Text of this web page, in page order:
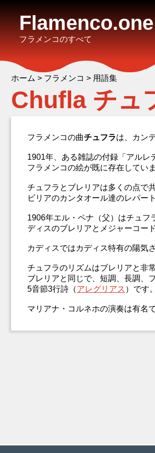
Flamenco.one
フラメンコのすべて
ホーム > フラメンコ > 用語集
Chufla チュ
フラメンコの曲チュフラは、カン
1901年、ある雑誌の付録「アルレ
フラメンコの絵が既に存在してい
チュフラとブレリアは多くの点で
ビリアのカンタオール達のレパー
1906年エル・ペナ（父）はチュフ
ディスのブレリアとメジャーコー
カディスではカディス特有の陽気
チュフラのリズムはブレリアと非
ブレリアと同じで、短調、長調、
5音節3行詩（アレグリアス ）です。
マリアナ・コルネホの演奏は有名で